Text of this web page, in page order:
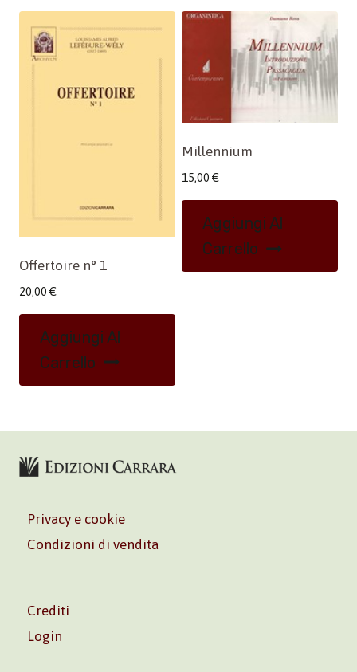
Offertoire n° 1
20,00 €
Aggiungi Al
Carrello
Millennium
15,00 €
Aggiungi Al
Carrello
Privacy e cookie
Condizioni di vendita
Crediti
Login